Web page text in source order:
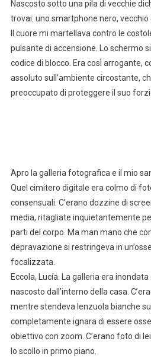
Nascosto sotto una pila di vecchie
trovai: uno smartphone nero, vecchio
Il cuore mi martellava contro le
pulsante di accensione. Lo schermo
codice di blocco. Era così arrogante,
assoluto sull’ambiente circostante,
preoccupato di proteggere il suo
Apro la galleria fotografica e il mio
Quel cimitero digitale era colmo di
consensuali. C’erano dozzine di
media, ritagliate inquietantemente
parti del corpo. Ma man mano che
depravazione si restringeva in
focalizzata.
Eccola, Lucía. La galleria era
nascosto dall’interno della casa.
mentre stendeva lenzuola bianche
completamente ignara di essere
obiettivo con zoom. C’erano foto di
lo scollo in primo piano.